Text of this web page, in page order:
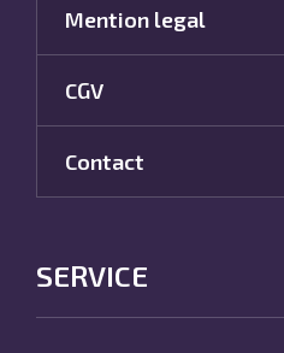
Mention legal
CGV
Contact
SERVICE